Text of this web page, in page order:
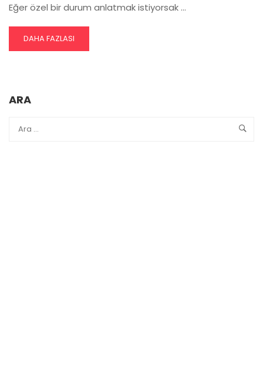
Eğer özel bir durum anlatmak istiyorsak …
READ
MORE
“AN”
DAHA FAZLASI
ARA